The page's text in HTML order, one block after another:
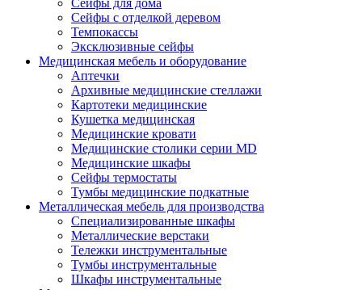
Сейфы с отделкой деревом
Темпокассы
Эксклюзивные сейфы
Медицинская мебель и оборудование
Аптечки
Архивные медицинские стеллажи
Картотеки медицинские
Кушетка медицинская
Медицинские кровати
Медицинские столики серии MD
Медицинские шкафы
Сейфы термостаты
Тумбы медицинские подкатные
Металлическая мебель для производства
Cпециализированные шкафы
Металлические верстаки
Тележки инструментальные
Тумбы инструментальные
Шкафы инструментальные